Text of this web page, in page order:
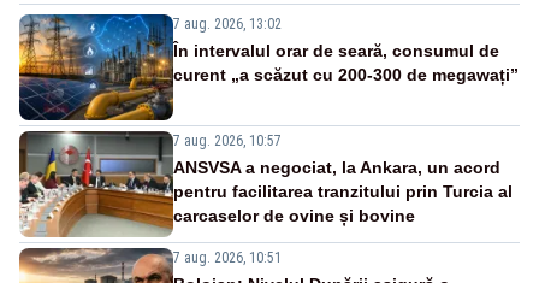
7 aug. 2026, 13:02
În intervalul orar de seară, consumul de
curent „a scăzut cu 200-300 de megawați”
7 aug. 2026, 10:57
ANSVSA a negociat, la Ankara, un acord
pentru facilitarea tranzitului prin Turcia al
carcaselor de ovine și bovine
7 aug. 2026, 10:51